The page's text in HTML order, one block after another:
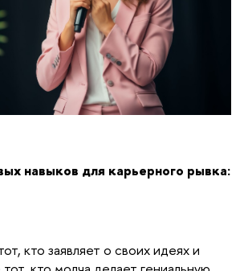
навыков для карьерного рывка:
кто заявляет о своих идеях и